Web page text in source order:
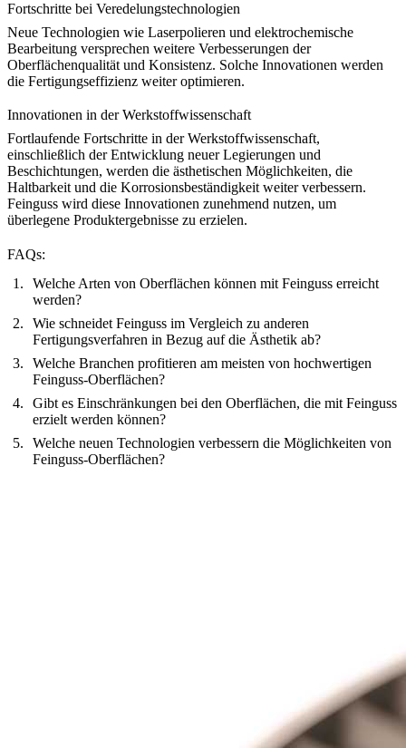
Fortschritte bei Veredelungstechnologien
Neue Technologien wie Laserpolieren und elektrochemische
Bearbeitung versprechen weitere Verbesserungen der
Oberflächenqualität und Konsistenz. Solche Innovationen werden
die Fertigungseffizienz weiter optimieren.
Innovationen in der Werkstoffwissenschaft
Fortlaufende Fortschritte in der Werkstoffwissenschaft,
einschließlich der Entwicklung neuer Legierungen und
Beschichtungen, werden die ästhetischen Möglichkeiten, die
Haltbarkeit und die Korrosionsbeständigkeit weiter verbessern.
Feinguss wird diese Innovationen zunehmend nutzen, um
überlegene Produktergebnisse zu erzielen.
FAQs:
Welche Arten von Oberflächen können mit Feinguss erreicht
werden?
Wie schneidet Feinguss im Vergleich zu anderen
Fertigungsverfahren in Bezug auf die Ästhetik ab?
Welche Branchen profitieren am meisten von hochwertigen
Feinguss-Oberflächen?
Gibt es Einschränkungen bei den Oberflächen, die mit Feinguss
erzielt werden können?
Welche neuen Technologien verbessern die Möglichkeiten von
Feinguss-Oberflächen?